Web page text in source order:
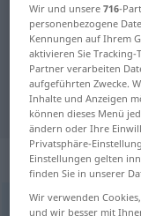
für
"anlegge"
anleggeirr
Wir und unsere716-
personenbezogene
Kennungen auf Ihrem
aktivieren Sie
Partner verarbeiten
aufgeführten Zwecke.
Inhalte und Anzeigen
können dieses Menü
ändern oder Ihre
Privatsphäre-
Einstellungen gelten
finden Sie in unserer
Wir verwenden
und wir besser mit